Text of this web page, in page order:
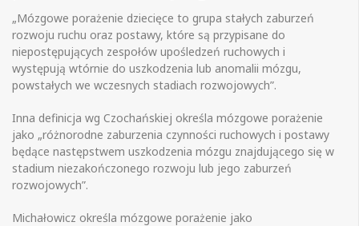
„Mózgowe porażenie dziecięce to grupa stałych zaburzeń
rozwoju ruchu oraz postawy, które są przypisane do
niepostępujących zespołów upośledzeń ruchowych i
występują wtórnie do uszkodzenia lub anomalii mózgu,
powstałych we wczesnych stadiach rozwojowych”.
Inna definicja wg Czochańskiej określa mózgowe porażenie
jako „różnorodne zaburzenia czynności ruchowych i postawy
będące następstwem uszkodzenia mózgu znajdującego się w
stadium niezakończonego rozwoju lub jego zaburzeń
rozwojowych”.
Michałowicz określa mózgowe porażenie jako